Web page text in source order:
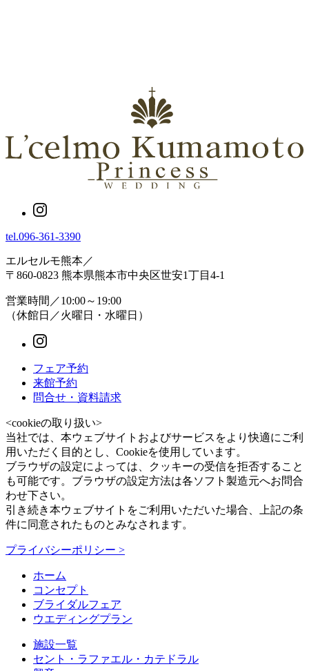
tel.096-361-3390
エルセルモ熊本／
〒860-0823 熊本県熊本市中央区世安1丁目4-1
営業時間／10:00～19:00
（休館日／火曜日・水曜日）
フェア予約
来館予約
問合せ・資料請求
<cookieの取り扱い>
当社では、本ウェブサイトおよびサービスをより快適にご利
用いただく目的とし、Cookieを使用しています。
ブラウザの設定によっては、クッキーの受信を拒否すること
も可能です。ブラウザの設定方法は各ソフト製造元へお問合
わせ下さい。
引き続き本ウェブサイトをご利用いただいた場合、上記の条
件に同意されたものとみなされます。
プライバシーポリシー >
ホーム
コンセプト
ブライダルフェア
ウエディングプラン
施設一覧
セント・ラファエル・カテドラル